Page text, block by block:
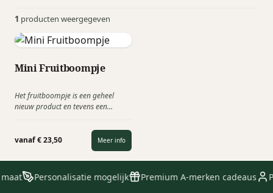
1 producten weergegeven
Mini Fruitboompje
Het fruitboompje is een geheel
nieuw product en tevens een
Maatschappelijk Verantwoord
Ondernemen stimuleert!
Verkrijgbaar als appel-, peren- en
wijnboompje. "Op een vruchtbare
samenwerking".
vanaf € 23,50 Meer info
Personalisatie mogelijk Premium A-merken cadeaus